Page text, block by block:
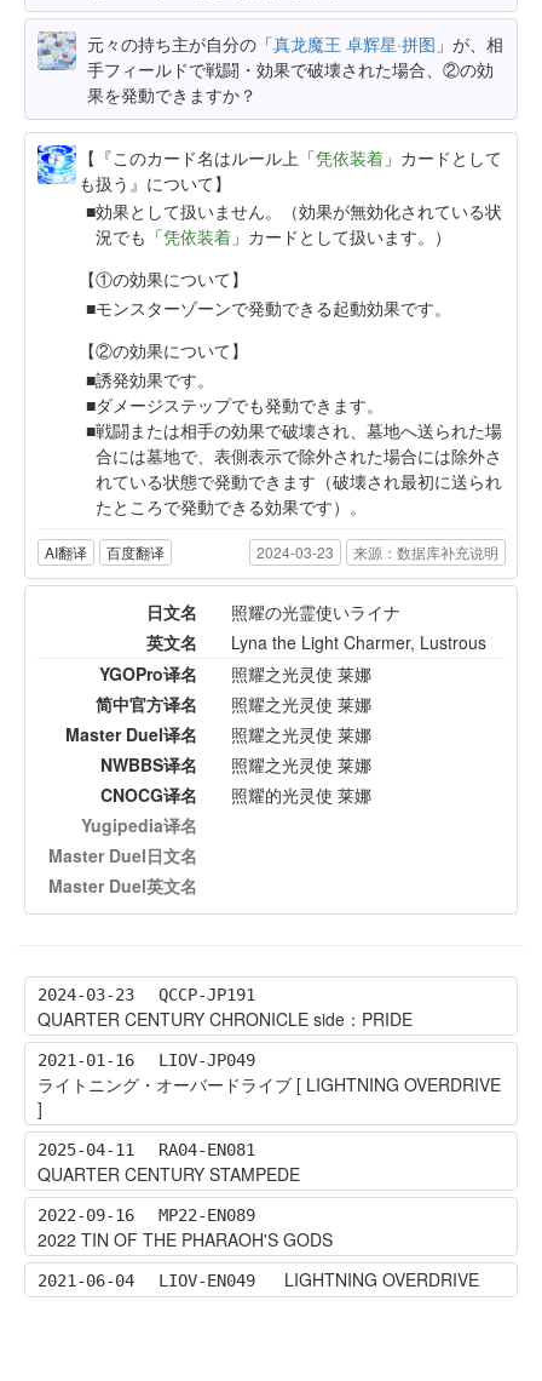
元々の持ち主が自分の「真龙魔王 卓辉星·拼图 」が、相
手フィールドで戦闘・効果で破壊された場合、②の効
果を発動できますか？
【『このカード名はルール上「凭依装着 」カードとして
も扱う』について】
効果として扱いません。（効果が無効化されている状
況でも「凭依装着 」カードとして扱います。）
【①の効果について】
モンスターゾーンで発動できる起動効果です。
【②の効果について】
誘発効果です。
ダメージステップでも発動できます。
戦闘または相手の効果で破壊され、墓地へ送られた場
合には墓地で、表側表示で除外された場合には除外さ
れている状態で発動できます（破壊され最初に送られ
たところで発動できる効果です）。
AI翻译 百度翻译 2024-03-23 来源：数据库补充说明
日文名
照耀の光霊使いライナ
英文名
Lyna the Light Charmer, Lustrous
YGOPro译名
照耀之光灵使 莱娜
简中官方译名
照耀之光灵使 莱娜
Master Duel译名
照耀之光灵使 莱娜
NWBBS译名
照耀之光灵使 莱娜
CNOCG译名
照耀的光灵使 莱娜
Yugipedia译名
Master Duel日文名
Master Duel英文名
2024-03-23 QCCP-JP191
QUARTER CENTURY CHRONICLE side：PRIDE
2021-01-16 LIOV-JP049
ライトニング・オーバードライブ [ LIGHTNING OVERDRIVE
]
2025-04-11 RA04-EN081
QUARTER CENTURY STAMPEDE
2022-09-16 MP22-EN089
2022 TIN OF THE PHARAOH'S GODS
2021-06-04 LIOV-EN049 LIGHTNING OVERDRIVE